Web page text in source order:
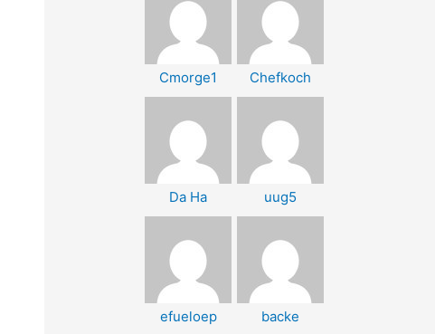
Cmorge1 Chefkoch
Da Ha uug5
efueloep backe